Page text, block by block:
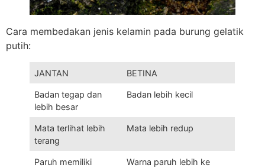
Cara membedakan jenis kelamin pada burung gelatik
putih:
JANTAN BETINA
Badan tegap dan
lebih besar
Badan lebih kecil
Mata terlihat lebih
terang
Mata lebih redup
Paruh memiliki
Warna paruh lebih ke